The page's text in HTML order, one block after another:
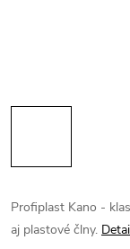
Profiplast Kano -
aj plastové člny.